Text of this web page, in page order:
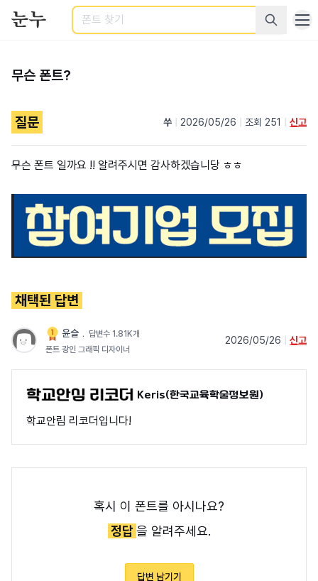
검색
무슨 폰트?
질문 쑤 2026/05/26 조회 251 신고
무슨 폰트 일까요 !! 알려주시면 감사하겠습니당 ㅎㅎ
채택된 답변
윤슬 ﹒ 답변수 1.81K개
폰트 광인 그래픽 디자이너
2026/05/26 신고
Keris(한국교육학술정보원)
학교안림 리코더입니다!
혹시 이 폰트를 아시나요?
정답을 알려주세요.
답변 남기기